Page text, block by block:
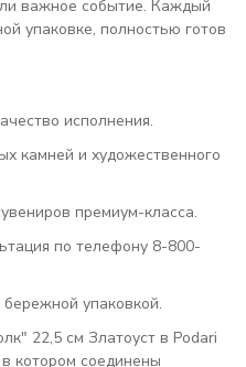
важное событие. Каждый
упаковке, полностью готов
исполнения.
камней и художественного
премиум-класса.
по телефону 8-800-
упаковкой.
22,5 см Златоуст в Podari
котором соединены